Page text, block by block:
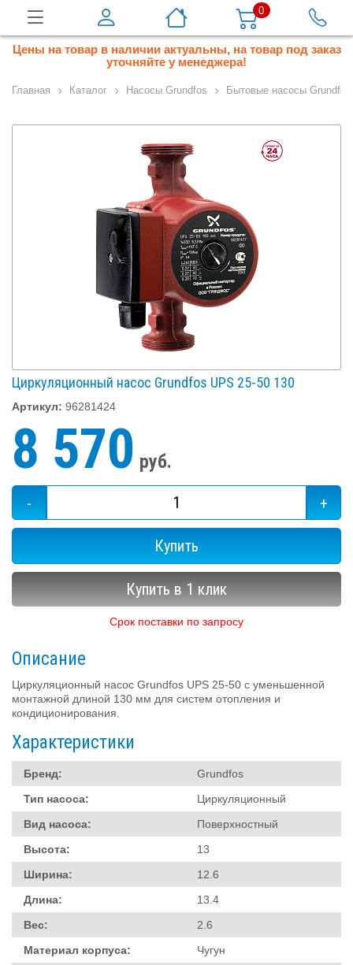
0
Цены на товар в наличии актуальны, на товар под заказ
уточняйте у менеджера!
Главная Каталог Насосы Grundfos Бытовые насосы
Циркуляционный насос Grundfos UPS 25-50 130
Артикул: 96281424
8 570 руб.
- +
Купить
Купить в 1 клик
Срок поставки по запросу
Описание
Циркуляционный насос Grundfos UPS 25-50 с уменьшенной
монтажной длиной 130 мм для систем отопления и
кондиционирования.
Характеристики
Бренд:
Grundfos
Тип насоса:
Циркуляционный
Вид насоса:
Поверхностный
Высота:
13
Ширина:
12.6
Длина:
13.4
Вес:
2.6
Материал корпуса:
Чугун